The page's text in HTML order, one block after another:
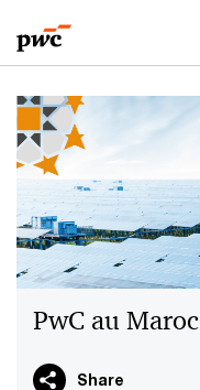
au
contenu
au
pied
page
PwC au Maroc
Share